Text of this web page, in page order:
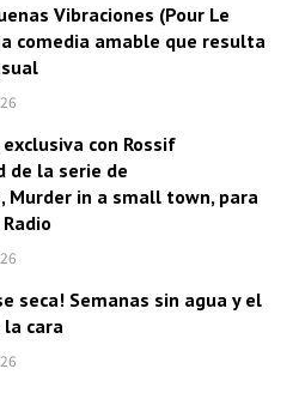
Vibraciones (Pour Le
comedia amable que resulta
con Rossif
de la serie de
Murder in a small town, para
seca! Semanas sin agua y el
la cara